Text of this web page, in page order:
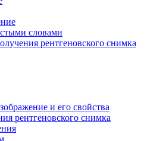
словами
рентгеновского снимка
и его свойства
рентгеновского снимка